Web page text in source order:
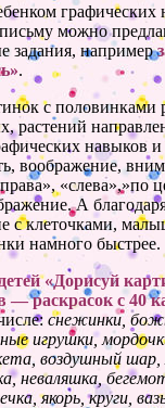
графических
можно
задания, например
.
с половинками
растений
навыков
воображение,
«слева»,»по
А
с клеточками,
намного быстрее.
«Дорисуй
— раскрасок с 40
снежинки,
игрушки,
воздушный
неваляшка,
якорь, круги,